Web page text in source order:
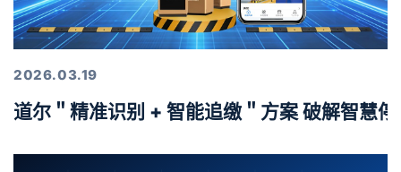
2026.03.19
道尔＂精准识别 + 智能追缴＂方案 破解智慧